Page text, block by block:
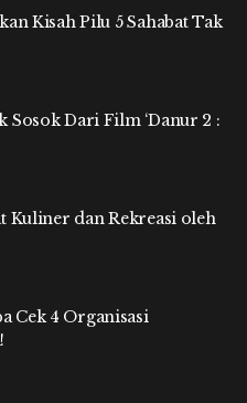
Kisah Pilu 5 Sahabat Tak
Sosok Dari Film ‘Danur 2 :
Kuliner dan Rekreasi oleh
Cek 4 Organisasi